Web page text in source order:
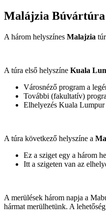
Malájzia Búvártúra
A három helyszínes Malajzia
A túra első helyszíne Kuala
Városnéző program a
További (fakultatív)
Elhelyezés Kuala
A túra következő helyszíne a
Ez a sziget egy a három
Itt a szigeten van az
A merülések három napja a
hármat merülhetünk. A